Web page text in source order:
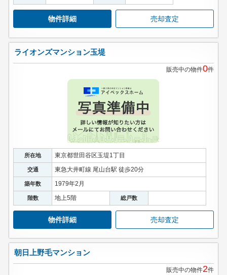
物件詳細 売却査定
ライオンズマンション玉堤
販売中の物件0件
所在地 東京都世田谷区玉堤1丁目
交通 東急大井町線 尾山台駅 徒歩20分
築年数 1979年2月
階数 地上5階 総戸数
物件詳細 売却査定
朝日上野毛マンション
販売中の物件2件